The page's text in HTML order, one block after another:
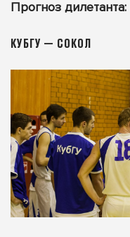
Прогноз дилетанта:
КУБГУ — СОКОЛ